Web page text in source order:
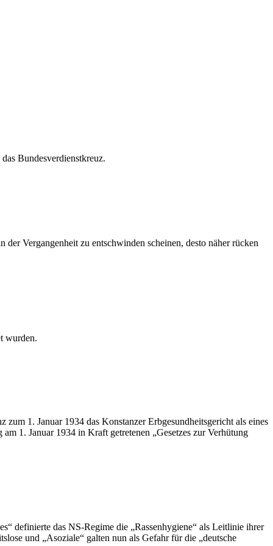
Bundesverdienstkreuz.
Vergangenheit zu entschwinden scheinen, desto näher rücken
wurden.
1. Januar 1934 das Konstanzer Erbgesundheitsgericht als eines
1. Januar 1934 in Kraft getretenen „Gesetzes zur Verhütung
definierte das NS-Regime die „Rassenhygiene“ als Leitlinie ihrer
und „Asoziale“ galten nun als Gefahr für die „deutsche